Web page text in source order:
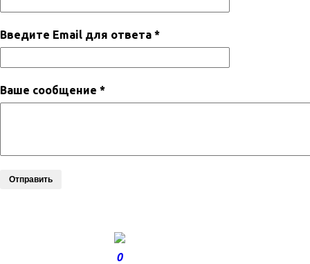
Введите Email для ответа *
Ваше сообщение *
Отправить
0